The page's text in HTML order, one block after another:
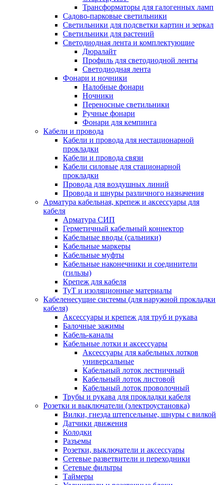
Трансформаторы для галогенных ламп
Садово-парковые светильники
Светильники для подсветки картин и зеркал
Светильники для растений
Светодиодная лента и комплектующие
Дюралайт
Профиль для светодиодной ленты
Светодиодная лента
Фонари и ночники
Налобные фонари
Ночники
Переносные светильники
Ручные фонари
Фонари для кемпинга
Кабели и провода
Кабели и провода для нестационарной
прокладки
Кабели и провода связи
Кабели силовые для стационарной
прокладки
Провода для воздушных линий
Провода и шнуры различного назначения
Арматура кабельная, крепеж и аксессуары для
кабеля
Арматура СИП
Герметичный кабельный коннектор
Кабельные вводы (сальники)
Кабельные маркеры
Кабельные муфты
Кабельные наконечники и соединители
(гильзы)
Крепеж для кабеля
ТуТ и изоляционные материалы
Кабеленесущие системы (для наружной прокладки
кабеля)
Аксессуары и крепеж для труб и рукава
Балочные зажимы
Кабель-каналы
Кабельные лотки и аксессуары
Аксессуары для кабельных лотков
универсальные
Кабельный лоток лестничный
Кабельный лоток листовой
Кабельный лоток проволочный
Трубы и рукава для прокладки кабеля
Розетки и выключатели (электроустановка)
Вилки, гнезда штепсельные, шнуры с вилкой
Датчики движения
Колодки
Разъемы
Розетки, выключатели и аксессуары
Сетевые разветвители и переходники
Сетевые фильтры
Таймеры